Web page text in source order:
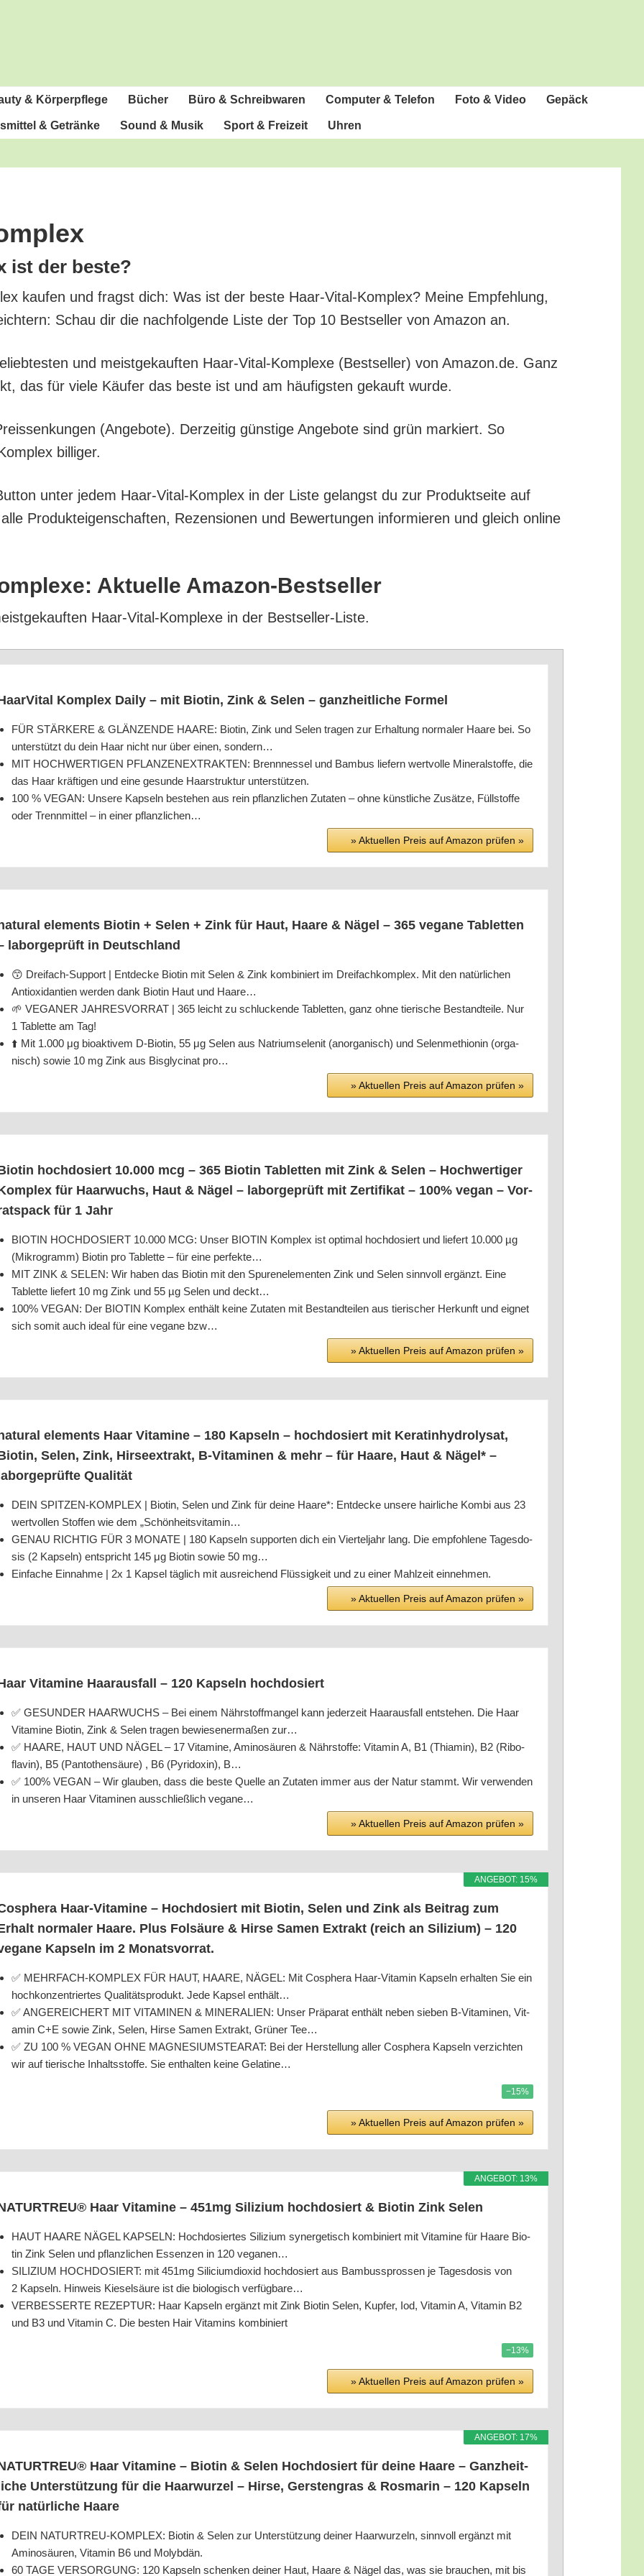
& Körperpflege Bücher Büro & Schreibwaren Com­pu­ter & Telefon Foto & Video Gepäck
& Getränke Sound & Musik Sport & Freizeit Uhren
ist der beste?
kau­fen und fragst dich: Was ist der bes­te Haar-Vital-Kom­plex? Mei­ne Emp­feh­lung,
Schau dir die nach­fol­gen­de Lis­te der Top 10 Best­sel­ler von Ama­zon an.
und meist­ge­kauf­ten Haar-Vital-Kom­ple­xe (Best­sel­ler) von Amazon.de. Ganz
das für vie­le Käu­fer das bes­te ist und am häu­figs­ten gekauft wurde.
(Ange­bo­te). Der­zei­tig güns­ti­ge Ange­bo­te sind grün mar­kiert. So
billiger.
unter jedem Haar-Vital-Kom­plex in der Lis­te gelangst du zur Pro­dukt­sei­te auf
Pro­duk­tei­gen­schaf­ten, Rezen­sio­nen und Bewer­tun­gen infor­mie­ren und gleich online
Aktu­el­le Amazon-Bestseller
Haar-Vital-Kom­ple­xe in der Bestseller-Liste.
Kom­plex Dai­ly – mit Bio­tin, Zink & Selen – ganz­heit­li­che Formel
FÜR STÄRKERE & GLÄNZENDE HAARE: Bio­tin, Zink und Selen tra­gen zur Erhal­tung nor­ma­ler Haa­re bei. So
unter­stützt du dein Haar nicht nur über einen, sondern…
MIT HOCHWERTIGEN PFLANZENEXTRAKTEN: Brenn­nes­sel und Bam­bus lie­fern wert­vol­le Mine­ral­stof­fe, die
das Haar kräf­ti­gen und eine gesun­de Haar­struk­tur unterstützen.
100 % VEGAN: Unse­re Kap­seln bestehen aus rein pflanz­li­chen Zuta­ten – ohne künst­li­che Zusät­ze, Füll­stof­fe
oder Trenn­mit­tel – in einer pflanzlichen…
» Aktu­el­len Preis auf Ama­zon prü­fen »
ele­ments Bio­tin + Selen + Zink für Haut, Haa­re & Nägel – 365 vega­ne Tablet­ten
labor­ge­prüft in Deutschland
😙 Drei­fach-Sup­port | Ent­de­cke Bio­tin mit Selen & Zink kom­bi­niert im Drei­fach­kom­plex. Mit den natür­li­chen
Anti­oxi­dan­ti­en wer­den dank Bio­tin Haut und Haare…
🌱 VEGANER JAHRESVORRAT | 365 leicht zu schlu­cken­de Tablet­ten, ganz ohne tie­ri­sche Bestand­tei­le. Nur
1 Tablet­te am Tag!
⬆️ Mit 1.000 μg bio­ak­ti­vem D‑Biotin, 55 μg Selen aus Natri­ums­ele­nit (anor­ga­nisch) und Selen­me­thio­nin (orga­
nisch) sowie 10 mg Zink aus Bis­gly­ci­nat pro…
» Aktu­el­len Preis auf Ama­zon prü­fen »
hoch­do­siert 10.000 mcg – 365 Bio­tin Tablet­ten mit Zink & Selen – Hoch­wer­ti­ger
für Haar­wuchs, Haut & Nägel – labor­ge­prüft mit Zer­ti­fi­kat – 100% vegan – Vor­
für 1 Jahr
BIOTIN HOCHDOSIERT 10.000 MCG: Unser BIOTIN Kom­plex ist opti­mal hoch­do­siert und lie­fert 10.000 µg
(Mikro­gramm) Bio­tin pro Tablet­te – für eine perfekte…
MIT ZINK & SELEN: Wir haben das Bio­tin mit den Spu­ren­ele­men­ten Zink und Selen sinn­voll ergänzt. Eine
Tablet­te lie­fert 10 mg Zink und 55 µg Selen und deckt…
100% VEGAN: Der BIOTIN Kom­plex ent­hält kei­ne Zuta­ten mit Bestand­tei­len aus tie­ri­scher Her­kunft und eig­net
sich somit auch ide­al für eine vega­ne bzw…
» Aktu­el­len Preis auf Ama­zon prü­fen »
ele­ments Haar Vit­ami­ne – 180 Kap­seln – hoch­do­siert mit Kera­t­in­hy­dro­ly­sat,
Selen, Zink, Hir­seex­trakt, B‑Vitaminen & mehr – für Haa­re, Haut & Nägel* –
labor­ge­prüf­te Qualität
DEIN SPITZEN-KOMPLEX | Bio­tin, Selen und Zink für dei­ne Haa­re*: Ent­de­cke unse­re hair­li­che Kom­bi aus 23
wert­vol­len Stof­fen wie dem „Schön­heits­vit­amin…
GENAU RICHTIG FÜR 3 MONATE | 180 Kap­seln sup­port­en dich ein Vier­tel­jahr lang. Die emp­foh­le­ne Tages­do­
sis (2 Kap­seln) ent­spricht 145 μg Bio­tin sowie 50 mg…
Ein­fa­che Ein­nah­me | 2x 1 Kap­sel täg­lich mit aus­rei­chend Flüs­sig­keit und zu einer Mahl­zeit einnehmen.
» Aktu­el­len Preis auf Ama­zon prü­fen »
Vit­ami­ne Haar­aus­fall – 120 Kap­seln hochdosiert
✅ GESUNDER HAARWUCHS – Bei einem Nähr­stoff­man­gel kann jeder­zeit Haar­aus­fall ent­ste­hen. Die Haar
Vit­ami­ne Bio­tin, Zink & Selen tra­gen bewie­se­ner­ma­ßen zur…
✅ HAARE, HAUT UND NÄGEL – 17 Vit­ami­ne, Ami­no­säu­ren & Nähr­stof­fe: Vit­amin A, B1 (Thi­amin), B2 (Ribo­
fla­vin), B5 (Pan­to­then­säu­re) , B6 (Pyri­do­xin), B…
✅ 100% VEGAN – Wir glau­ben, dass die bes­te Quel­le an Zuta­ten immer aus der Natur stammt. Wir ver­wen­den
in unse­ren Haar Vit­ami­nen aus­schließ­lich vegane…
» Aktu­el­len Preis auf Ama­zon prü­fen »
ANGE­BOT: 15%
Haar-Vit­ami­ne – Hoch­do­siert mit Bio­tin, Selen und Zink als Bei­trag zum
nor­ma­ler Haa­re. Plus Fol­säu­re & Hir­se Samen Extrakt (reich an Sili­zi­um) – 120
Kap­seln im 2 Monatsvorrat.
✅ MEHRFACH-KOMPLEX FÜR HAUT, HAARE, NÄGEL: Mit Cos­phe­ra Haar-Vit­amin Kap­seln erhal­ten Sie ein
hoch­kon­zen­trier­tes Qua­li­täts­pro­dukt. Jede Kap­sel enthält…
✅ ANGEREICHERT MIT VITAMINEN & MINERALIEN: Unser Prä­pa­rat ent­hält neben sie­ben B‑Vitaminen, Vit­
amin C+E sowie Zink, Selen, Hir­se Samen Extrakt, Grü­ner Tee…
✅ ZU 100 % VEGAN OHNE MAGNESIUMSTEARAT: Bei der Her­stel­lung aller Cos­phe­ra Kap­seln ver­zich­ten
wir auf tie­ri­sche Inhalts­stof­fe. Sie ent­hal­ten kei­ne Gelatine…
−15%
» Aktu­el­len Preis auf Ama­zon prü­fen »
ANGE­BOT: 13%
Haar Vit­ami­ne – 451mg Sili­zi­um hoch­do­siert & Bio­tin Zink Selen
HAUT HAARE NÄGEL KAPSELN: Hoch­do­sier­tes Sili­zi­um syn­er­ge­tisch kom­bi­niert mit Vit­ami­ne für Haa­re Bio­
tin Zink Selen und pflanz­li­chen Essen­zen in 120 veganen…
SILIZIUM HOCHDOSIERT: mit 451mg Sili­ci­um­di­oxid hoch­do­siert aus Bam­bus­spros­sen je Tages­do­sis von
2 Kap­seln. Hin­weis Kie­sel­säu­re ist die bio­lo­gisch verfügbare…
VERBESSERTE REZEPTUR: Haar Kap­seln ergänzt mit Zink Bio­tin Selen, Kup­fer, Iod, Vit­amin A, Vit­amin B2
und B3 und Vit­amin C. Die bes­ten Hair Vit­amins kombiniert
−13%
» Aktu­el­len Preis auf Ama­zon prü­fen »
ANGE­BOT: 17%
Haar Vit­ami­ne – Bio­tin & Selen Hoch­do­siert für dei­ne Haa­re – Ganz­heit­
li­che Unter­stüt­zung für die Haar­wur­zel – Hir­se, Gers­ten­gras & Ros­ma­rin – 120 Kap­seln
natür­li­che Haare
DEIN NATURTREU-KOMPLEX: Bio­tin & Selen zur Unter­stüt­zung dei­ner Haar­wur­zeln, sinn­voll ergänzt mit
Ami­no­säu­ren, Vit­amin B6 und Molybdän.
60 TAGE VERSORGUNG: 120 Kap­seln schen­ken dei­ner Haut, Haa­re & Nägel das, was sie brau­chen, mit bis